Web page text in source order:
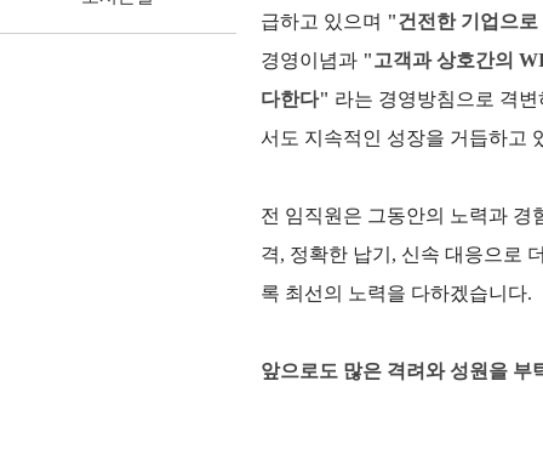
급하고 있으며 "건전한 기업으
경영이념과 "고객과 상호간의
다한다" 라는 경영방침으로 격
서도 지속적인 성장을 거듭하고
전 임직원은 그동안의 노력과 경
격, 정확한 납기, 신속 대응으로
록 최선의 노력을 다하겠습니다.
앞으로도 많은 격려와 성원을 부